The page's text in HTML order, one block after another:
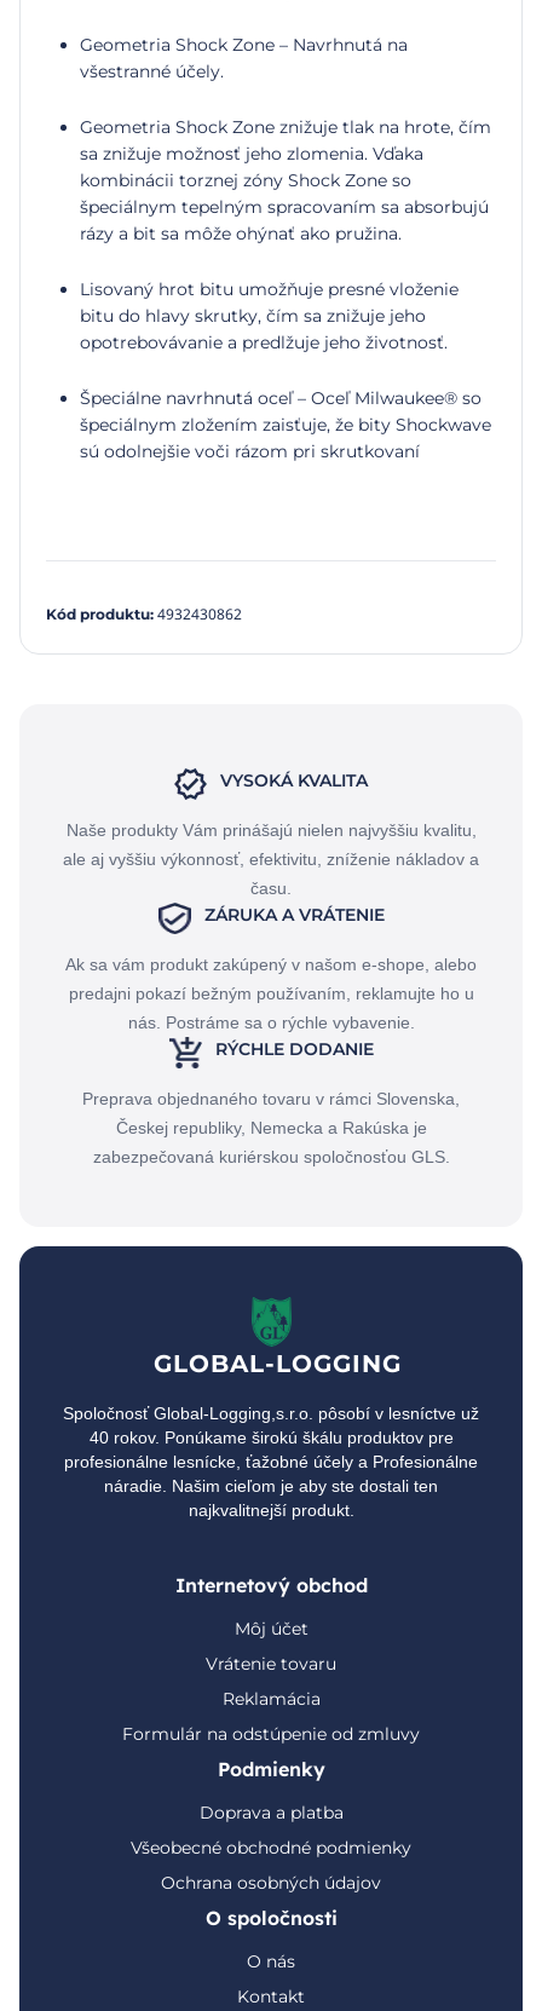
Geometria Shock Zone – Navrhnutá na
všestranné účely.
Geometria Shock Zone znižuje tlak na hrote, čím
sa znižuje možnosť jeho zlomenia. Vďaka
kombinácii torznej zóny Shock Zone so
špeciálnym tepelným spracovaním sa absorbujú
rázy a bit sa môže ohýnať ako pružina.
Lisovaný hrot bitu umožňuje presné vloženie
bitu do hlavy skrutky, čím sa znižuje jeho
opotrebovávanie a predlžuje jeho životnosť.
Špeciálne navrhnutá oceľ – Oceľ Milwaukee® so
špeciálnym zložením zaisťuje, že bity Shockwave
sú odolnejšie voči rázom pri skrutkovaní
Kód produktu: 4932430862
VYSOKÁ KVALITA
Naše produkty Vám prinášajú nielen najvyššiu kvalitu,
ale aj vyššiu výkonnosť, efektivitu, zníženie nákladov a
času.
ZÁRUKA A VRÁTENIE
Ak sa vám produkt zakúpený v našom e-shope, alebo
predajni pokazí bežným používaním, reklamujte ho u
nás. Postráme sa o rýchle vybavenie.
RÝCHLE DODANIE
Preprava objednaného tovaru v rámci Slovenska,
Českej republiky, Nemecka a Rakúska je
zabezpečovaná kuriérskou spoločnosťou GLS.
GLOBAL-LOGGING
Spoločnosť Global-Logging,s.r.o. pôsobí v lesníctve už
40 rokov. Ponúkame širokú škálu produktov pre
profesionálne lesnícke, ťažobné účely a Profesionálne
náradie. Našim cieľom je aby ste dostali ten
najkvalitnejší produkt.
Internetový obchod
Môj účet
Vrátenie tovaru
Reklamácia
Formulár na odstúpenie od zmluvy
Podmienky
Doprava a platba
Všeobecné obchodné podmienky
Ochrana osobných údajov
O spoločnosti
O nás
Kontakt